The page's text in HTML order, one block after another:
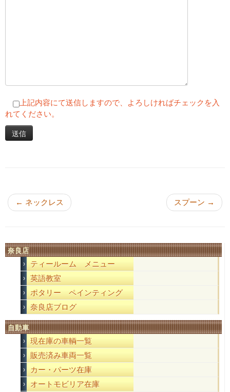
上記内容にて送信しますので、よろしければチェックを入
れてください。
← ネックレス スプーン →
奈良店
ティールーム メニュー
英語教室
ポタリー ペインティング
奈良店ブログ
自動車
現在庫の車輌一覧
販売済み車両一覧
カー・パーツ在庫
オートモビリア在庫